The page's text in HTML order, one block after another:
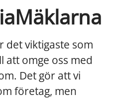
det viktigaste som
att omge oss med
Det gör att vi
företag, men